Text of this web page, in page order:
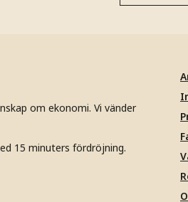
om ekonomi. Vi vänder
15 minuters fördröjning.